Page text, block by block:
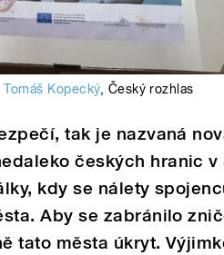
Tomáš Kopecký, Český rozhlas
tak je nazvaná
českých hranic v
kdy se nálety
Aby se zabránilo
tato města úkryt.